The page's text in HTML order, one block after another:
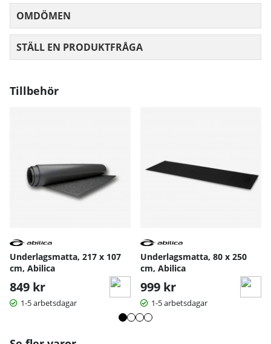
OMDÖMEN
STÄLL EN PRODUKTFRÅGA
Tillbehör
Underlagsmatta, 217 x 107
cm, Abilica
849 kr
1-5 arbetsdagar
Underlagsmatta, 80 x 250
cm, Abilica
999 kr
1-5 arbetsdagar